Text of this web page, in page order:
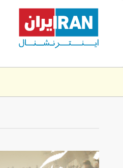
content